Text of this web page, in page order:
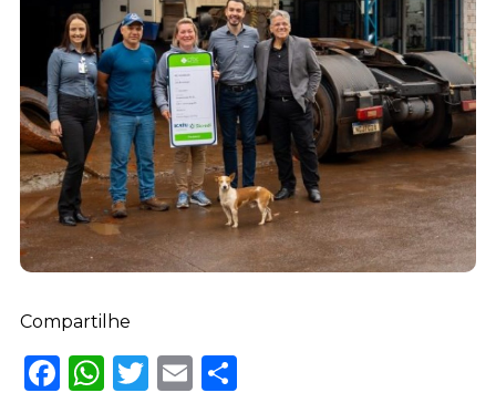
Compartilhe
Facebook
WhatsApp
Twitter
EmailShare